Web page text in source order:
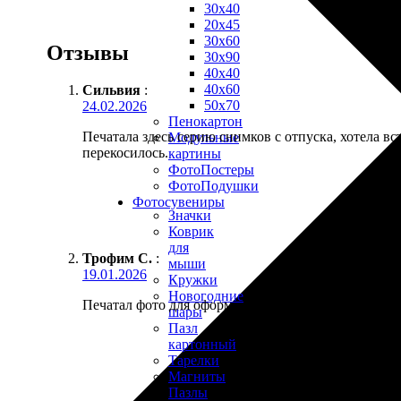
30х40
20х45
30х60
30х90
40х40
40х60
50х70
Пенокартон
Модульные
картины
ФотоПостеры
ФотоПодушки
Фотоcувениры
Значки
Коврик
для
мыши
Кружки
Новогодние
шары
Пазл
картонный
Тарелки
Магниты
Пазлы
Отзывы
Сильвия :
24.02.2026
Печатала здесь серию снимков с отпуска, хотела
перекосилось.
Трофим С. :
19.01.2026
Печатал фото для оформления квартиры, ч/б.